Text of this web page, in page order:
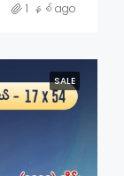
1 နှစ် ago
SALE